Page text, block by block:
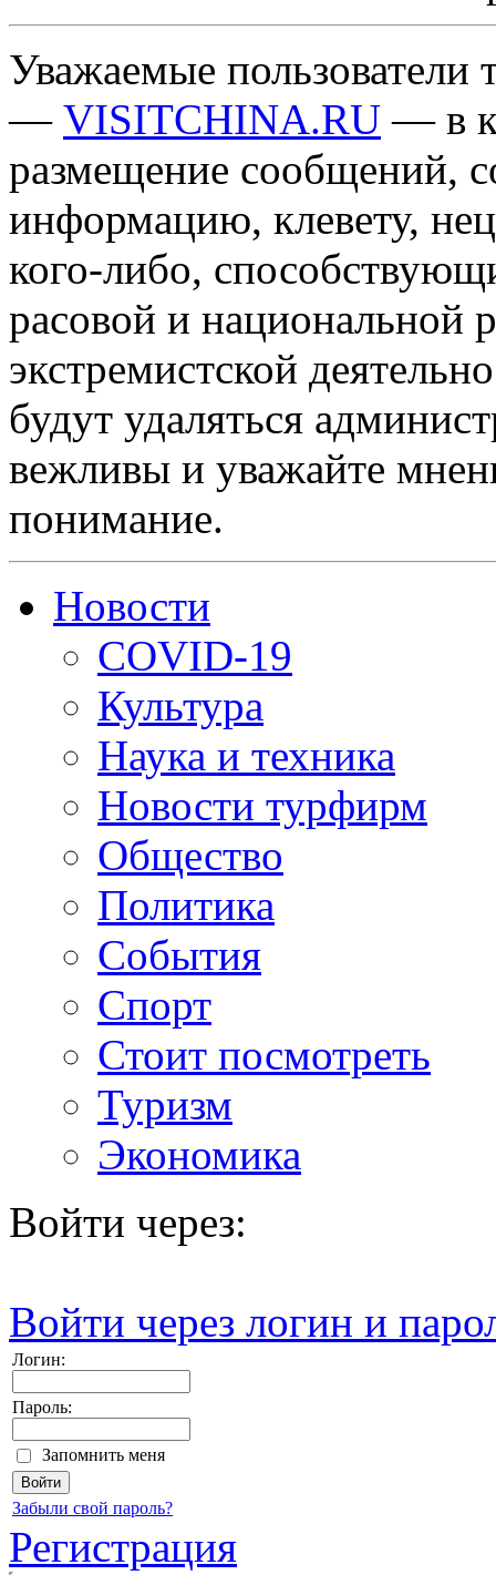
Уважаемые пользователи
— VISITCHINA.RU — в
размещение сообщений,
информацию, клевету,
кого-либо,
расовой и национальной
экстремистской
будут удаляться
вежливы и уважайте
понимание.
Новости
COVID-19
Культура
Наука и техника
Новости турфирм
Общество
Политика
События
Спорт
Стоит посмотреть
Туризм
Экономика
Войти через:
Войти через логин и
Логин:
Пароль:
Запомнить меня
Забыли свой пароль?
Регистрация